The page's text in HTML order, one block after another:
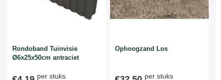
Rondoband Tuinvisie
Ø6x25x50cm antraciet
per stuks
Ophoogzand Los
per stuks